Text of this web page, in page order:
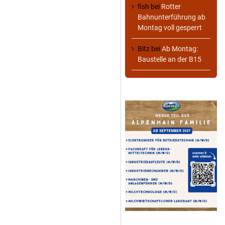
fish bei Rotter
Bahnunterführung ab
Montag voll gesperrt
Bitz beiAb Montag:
Baustelle an der B15